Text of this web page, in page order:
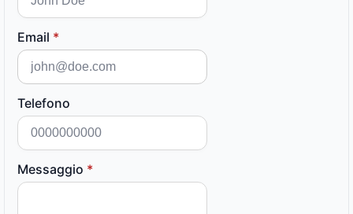
Email *
Telefono
Messaggio *